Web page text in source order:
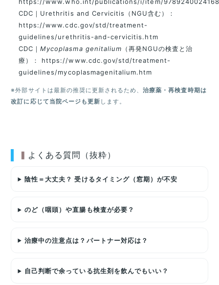
CDC｜Urethritis and Cervicitis（NGU含む）：
https://www.cdc.gov/std/treatment-
guidelines/urethritis-and-cervicitis.htm
CDC｜Mycoplasma genitalium （再発NGUの検査と治
療）： https://www.cdc.gov/std/treatment-
guidelines/mycoplasmagenitalium.htm
※外部サイトは最新の推奨に更新されるため、治療薬・再検査時期は
改訂に応じて当院ページも更新 します。
よくある質問（抜粋）
陰性＝大丈夫？ 受けるタイミング（窓期）が不安
のど（咽頭）や直腸も検査が必要？
治療中の注意点は？パートナー対応は？
自己判断で余っている抗生剤を飲んでもいい？